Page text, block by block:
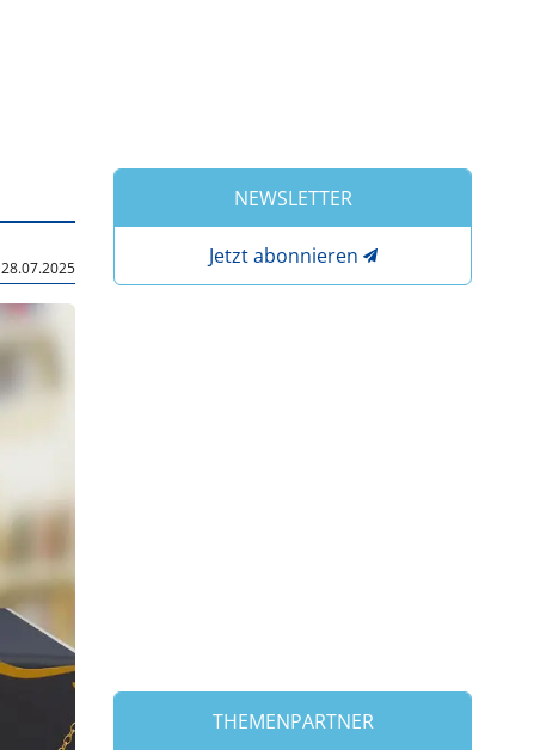
28.07.2025
NEWSLETTER
Jetzt abonnieren
THEMENPARTNER